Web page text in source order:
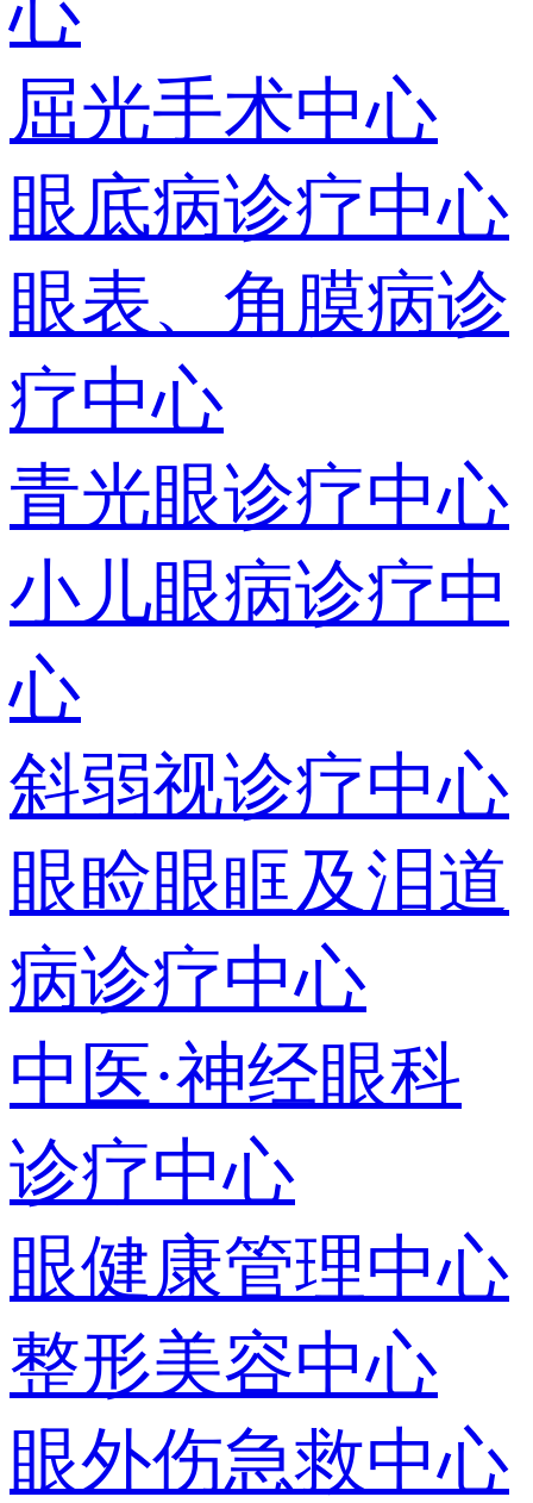
屈光手术中心
眼底病诊疗中心
眼表、角膜病诊
疗中心
青光眼诊疗中心
小儿眼病诊疗中
心
斜弱视诊疗中心
眼睑眼眶及泪道
病诊疗中心
中医·神经眼科
诊疗中心
眼健康管理中心
整形美容中心
眼外伤急救中心